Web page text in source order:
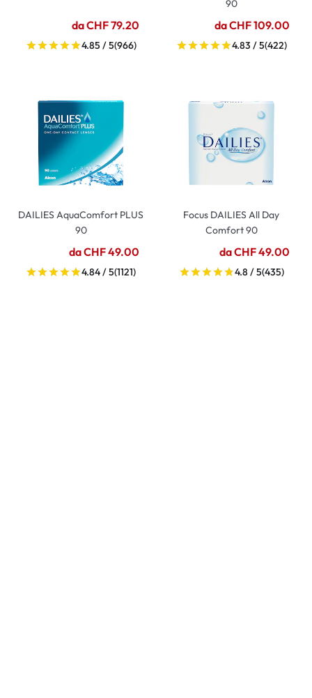
da CHF 79.20
4.85 / 5(966)
90
da CHF 109.00
4.83 / 5(422)
DAILIES AquaComfort PLUS
90
da CHF 49.00
4.84 / 5(1121)
Focus DAILIES All Day
Comfort 90
da CHF 49.00
4.8 / 5(435)